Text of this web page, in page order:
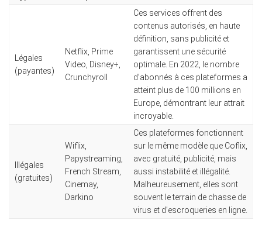
Légales
(payantes)
Netflix, Prime
Video, Disney+,
Crunchyroll
Ces services offrent des
contenus autorisés, en haute
définition, sans publicité et
garantissent une sécurité
optimale. En 2022, le nombre
d’abonnés à ces plateformes a
atteint plus de 100 millions en
Europe, démontrant leur attrait
incroyable.
Illégales
(gratuites)
Wiflix,
Papystreaming,
French Stream,
Cinemay,
Darkino
Ces plateformes fonctionnent
sur le même modèle que Coflix,
avec gratuité, publicité, mais
aussi instabilité et illégalité.
Malheureusement, elles sont
souvent le terrain de chasse de
virus et d’escroqueries en ligne.